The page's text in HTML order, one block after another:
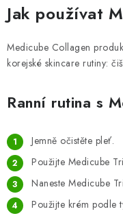
Jak používat
Medicube Collagen
korejské skincare rutiny:
Ranní rutina s
Jemně očistěte pleť.
Použijte Medicube
Naneste Medicube
Použijte krém podle